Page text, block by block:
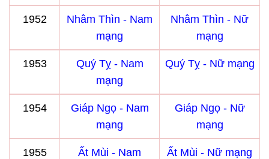
1952
Nhâm Thìn - Nam
mạng
Nhâm Thìn - Nữ
mạng
1953
Quý Tỵ - Nam
mạng
Quý Tỵ - Nữ mạng
1954
Giáp Ngọ - Nam
mạng
Giáp Ngọ - Nữ
mạng
1955
Ất Mùi - Nam
Ất Mùi - Nữ mạng